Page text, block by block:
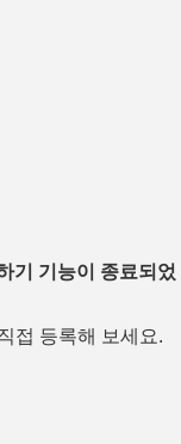
기 기능이 종료되었
접 등록해 보세요.